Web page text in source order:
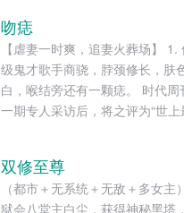
吻痣
【虐妻一时爽，追妻火葬场】 1.
级鬼才歌手商骁，脖颈修长，肤
白，喉结旁还有一颗痣。 时代周
一期专人采访后，将之评为“世上
了商骁的新照片。 照片上仍是那
脸冷淡禁欲的男人。 唯独那颗痣
双修至尊
（都市＋无系统＋无敌＋多女主
狱会八堂主白尘，获得神秘黑塔